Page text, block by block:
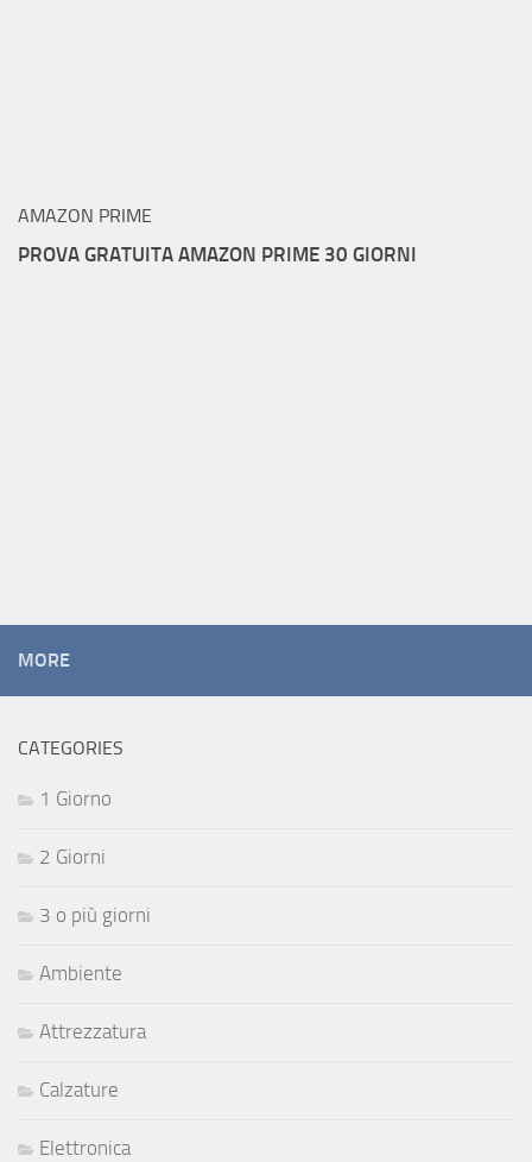
AMAZON PRIME
PROVA GRATUITA AMAZON PRIME 30 GIORNI
MORE
CATEGORIES
1 Giorno
2 Giorni
3 o più giorni
Ambiente
Attrezzatura
Calzature
Elettronica